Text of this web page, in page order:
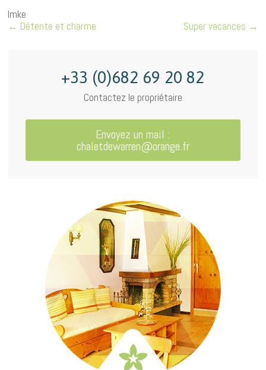
Imke
← Détente et charme Super vacances →
+33 (0)682 69 20 82
Contactez le propriétaire
Envoyez un mail :
chaletdewarren@orange.fr